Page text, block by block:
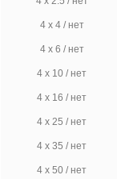
4 х 4 / нет
4 х 6 / нет
4 х 10 / нет
4 х 16 / нет
4 х 25 / нет
4 х 35 / нет
4 х 50 / нет